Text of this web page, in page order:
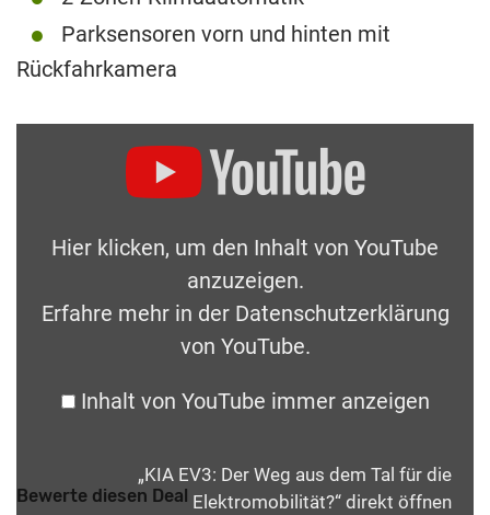
Parksensoren vorn und hinten mit
Rückfahrkamera
Hier klicken, um den Inhalt von YouTube
anzuzeigen.
Erfahre mehr in der Datenschutzerklärung
von YouTube.
Inhalt von YouTube immer anzeigen
„KIA EV3: Der Weg aus dem Tal für die
Elektromobilität?“ direkt öffnen
Bewerte diesen Deal